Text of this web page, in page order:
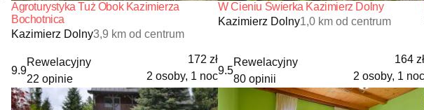
Agroturystyka Tuż Obok Kazimierza
Bochotnica
Kazimierz Dolny3,9 km od centrum
9.9
Rewelacyjny
22 opinie
172 zł
2 osoby, 1 noc
W Cieniu Świerka Kazimierz Dolny
Kazimierz Dolny1,0 km od centrum
9.5
Rewelacyjny
80 opinii
164 zł
2 osoby, 1 noc